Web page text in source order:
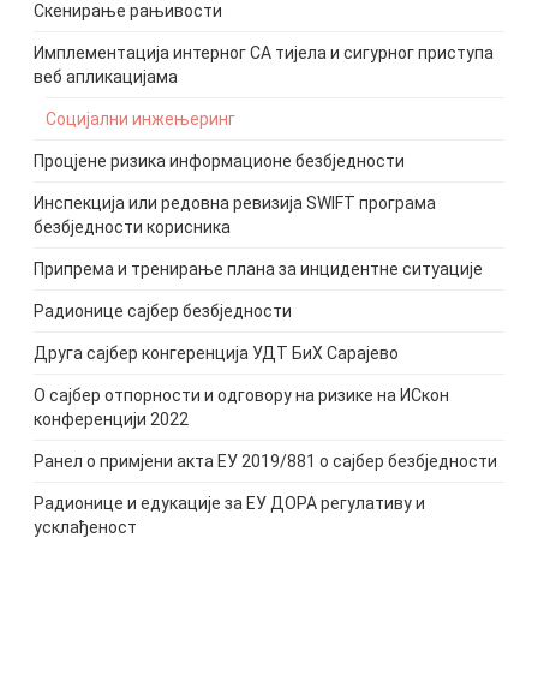
Скенирање рањивости
Имплементација интерног СА тијела и сигурног приступа
веб апликацијама
Социјални инжењеринг
Процјене ризика информационе безбједности
Инспекција или редовна ревизија SWIFT програма
безбједности корисника
Припрема и тренирање плана за инцидентне ситуације
Радионице сајбер безбједности
Друга сајбер конгеренција УДТ БиХ Сарајево
О сајбер отпорности и одговору на ризике на ИСкон
конференцији 2022
Pанел о примјени акта ЕУ 2019/881 о сајбер безбједности
Радионице и едукације за ЕУ ДОРА регулативу и
усклађеност